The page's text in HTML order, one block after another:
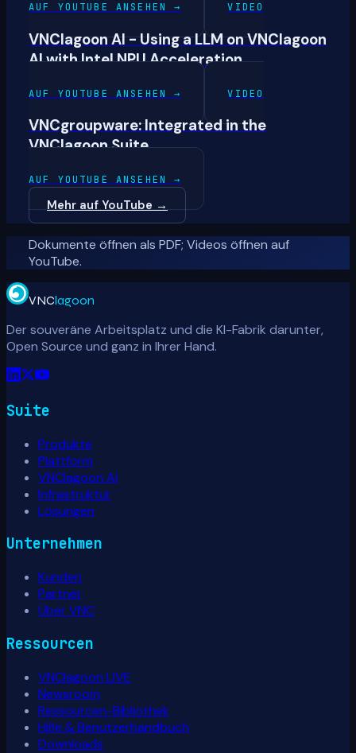
AUF YOUTUBE ANSEHEN → VIDEO
VNClagoon AI - Using a LLM on VNClagoon
AI with Intel NPU Acceleration
AUF YOUTUBE ANSEHEN → VIDEO
VNCgroupware: Integrated in the
VNClagoon Suite
AUF YOUTUBE ANSEHEN →
Mehr auf YouTube→
Dokumente öffnen als PDF; Videos öffnen auf
YouTube.
VNClagoon
Der souveräne Arbeitsplatz und die KI-Fabrik darunter,
Open Source und ganz in Ihrer Hand.
Suite
Produkte
Plattform
VNClagoon AI
Infrastruktur
Lösungen
Unternehmen
Kunden
Partner
Über VNC
Ressourcen
VNClagoon LIVE
Newsroom
Ressourcen-Bibliothek
Hilfe & Benutzerhandbuch
Downloads